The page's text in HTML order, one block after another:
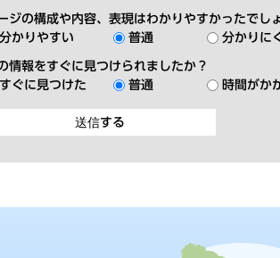
ジの構成や内容、表現はわかりやすかったでし
分かりやすい
普通 分かりに
情報をすぐに見つけられましたか？
すぐに見つけた
普通 時間がか